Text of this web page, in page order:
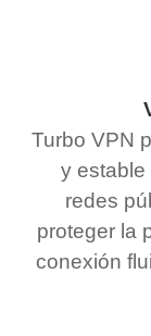
Turbo VPN
y estable
redes
proteger la
conexión